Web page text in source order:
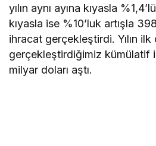
yılın aynı ayına kıyasla
kıyasla ise %10’luk artışla
ihracat gerçekleştirdi. Yılın
gerçekleştirdiğimiz kümülatif
milyar doları aştı.